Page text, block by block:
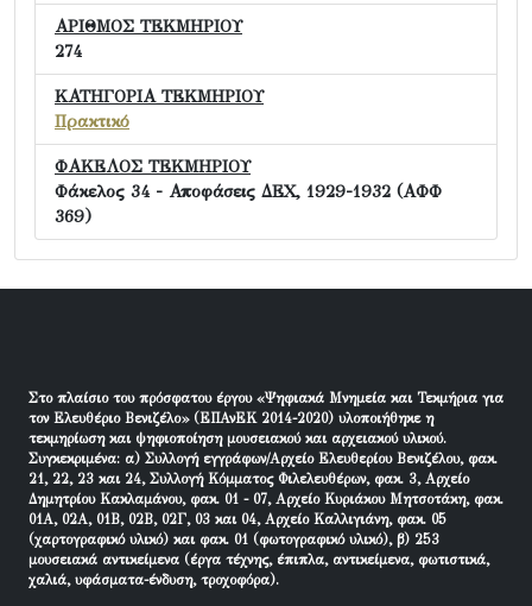
ΑΡΙΘΜΟΣ ΤΕΚΜΗΡΙΟΥ
274
ΚΑΤΗΓΟΡΙΑ ΤΕΚΜΗΡΙΟΥ
Πρακτικό
ΦΑΚΕΛΟΣ ΤΕΚΜΗΡΙΟΥ
Φάκελος 34 - Αποφάσεις ΔΕΧ, 1929-1932 (ΑΦΦ
369)
Στο πλαίσιο του πρόσφατου έργου «Ψηφιακά Μνημεία και Τεκμήρια για
τον Ελευθέριο Βενιζέλο» (ΕΠΑνΕΚ 2014-2020) υλοποιήθηκε η
τεκμηρίωση και ψηφιοποίηση μουσειακού και αρχειακού υλικού.
Συγκεκριμένα: α) Συλλογή εγγράφων/Αρχείο Ελευθερίου Βενιζέλου, φακ.
21, 22, 23 και 24, Συλλογή Κόμματος Φιλελευθέρων, φακ. 3, Αρχείο
Δημητρίου Κακλαμάνου, φακ. 01 - 07, Αρχείο Κυριάκου Μητσοτάκη, φακ.
01Α, 02Α, 01Β, 02Β, 02Γ, 03 και 04, Αρχείο Καλλιγιάνη, φακ. 05
(χαρτογραφικό υλικό) και φακ. 01 (φωτογραφικό υλικό), β) 253
μουσειακά αντικείμενα (έργα τέχνης, έπιπλα, αντικείμενα, φωτιστικά,
χαλιά, υφάσματα-ένδυση, τροχοφόρα).